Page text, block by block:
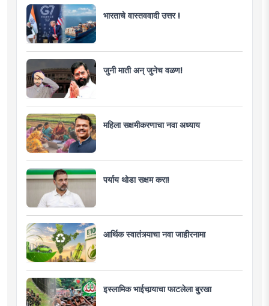
भारताचे वास्तववादी उत्तर !
जुनी माती अन् जुनेच वळण!
महिला सक्षमीकरणाचा नवा अध्याय
पर्याय थोडा सक्षम करा!
आर्थिक स्वातंत्र्याचा नवा जाहीरनामा
इस्लामिक भाईचार्‍याचा फाटलेला बुरखा